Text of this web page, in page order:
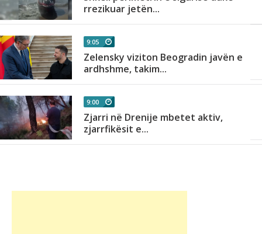
rrezikuar jetën...
9:05
Zelensky viziton Beogradin javën e
ardhshme, takim...
9:00
Zjarri në Drenije mbetet aktiv,
zjarrfikësit e...